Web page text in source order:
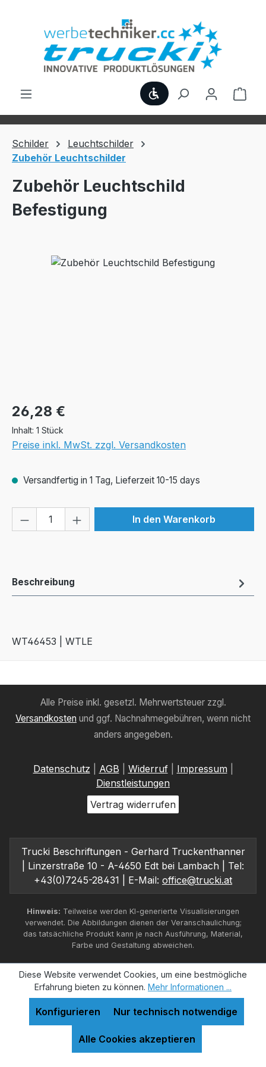
Werkzeugleiste
Schilder
Leuchtschilder
Zubehör Leuchtschilder
Zubehör Leuchtschild
Befestigung
Bildergalerie überspringen
Regulärer Preis:
26,28 €
Inhalt: 1 Stück
Preise inkl. MwSt. zzgl. Versandkosten
Versandfertig in 1 Tag, Lieferzeit 10-15 days
Produkt Anzahl: Gib denIn den Warenkorb
Beschreibung
WT46453 | WTLE
Alle Preise inkl. gesetzl. Mehrwertsteuer zzgl.
Versandkosten und ggf. Nachnahmegebühren, wenn nicht
anders angegeben.
Datenschutz AGB Widerruf| Impressum
Dienstleistungen
Vertrag widerrufen
Trucki Beschriftungen - Gerhard Truckenthanner
| Linzerstraße 10 - A-4650 Edt bei Lambach | Tel:
+43(0)7245-28431 | E-Mail: office@trucki.at
Hinweis: Teilweise werden KI-generierte Visualisierungen
verwendet. Die Abbildungen dienen der Veranschaulichung;
das tatsächliche Produkt kann je nach Ausführung, Material,
Farbe und Gestaltung abweichen.
Diese Website verwendet Cookies, um eine bestmögliche
Erfahrung bieten zu können. Mehr Informationen ...
Nur technisch notwendige
Konfigurieren
Alle Cookies akzeptieren